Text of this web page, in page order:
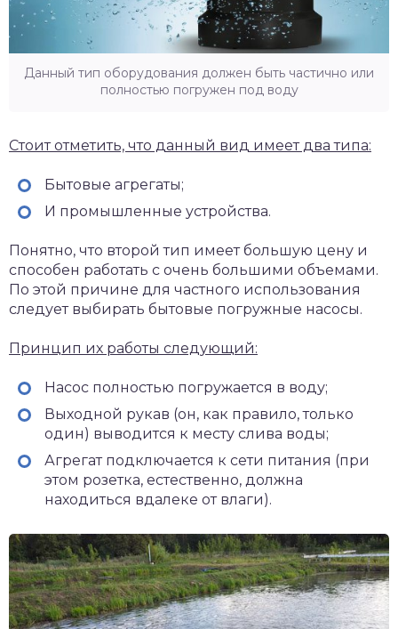
Данный тип оборудования должен быть частично или
полностью погружен под воду
Стоит отметить, что данный вид имеет два типа:
Бытовые агрегаты;
И промышленные устройства.
Понятно, что второй тип имеет большую цену и
способен работать с очень большими объемами.
По этой причине для частного использования
следует выбирать бытовые погружные насосы.
Принцип их работы следующий:
Насос полностью погружается в воду;
Выходной рукав (он, как правило, только
один) выводится к месту слива воды;
Агрегат подключается к сети питания (при
этом розетка, естественно, должна
находиться вдалеке от влаги).